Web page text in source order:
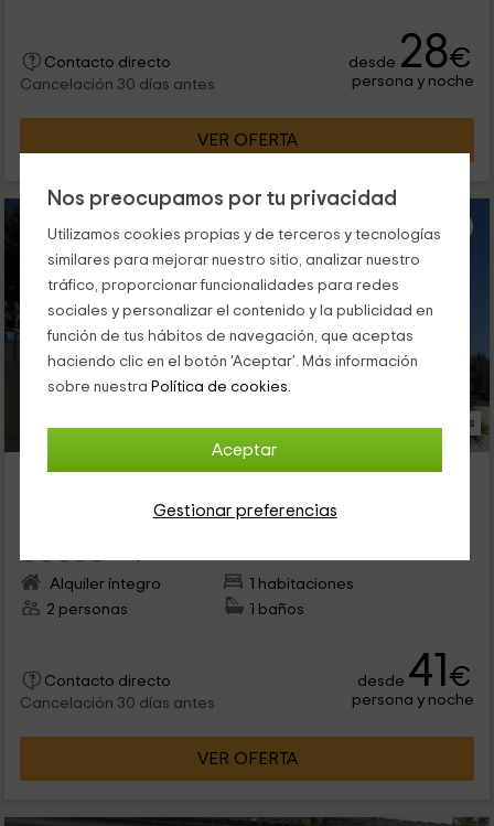
Nos preocupamos por tu privacidad
Utilizamos cookies propias y de terceros y tecnologías
similares para mejorar nuestro sitio, analizar nuestro
tráfico, proporcionar funcionalidades para redes
sociales y personalizar el contenido y la publicidad en
función de tus hábitos de navegación, que aceptas
haciendo clic en el botón 'Aceptar'. Más información
sobre nuestra Política de cookies.
Aceptar
Gestionar preferencias
Contacto directo
Cancelación 30 días antes
desde 28€
persona y noche
VER OFERTA
18 Fotos
Villa Jarry
Alojamiento ubicado a 14.1km de Saint Saturnin du Bois
Alquiler íntegro
1 habitaciones
2 personas
1 baños
Contacto directo
Cancelación 30 días antes
desde 41€
persona y noche
VER OFERTA